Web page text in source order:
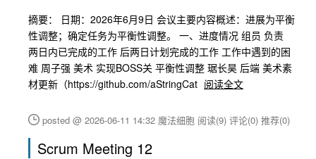
摘要： 日期：2026年6月9日 会议主要内容概述：进展为平衡
性调整；确定任务为平衡性调整。 一、进度情况 组员 负责
两日内已完成的工作 后两日计划完成的工作 工作中遇到的困
难 周子强 美术 实现BOSS关 平衡性调整 琚长昊 后端 美术素
材更新（https://github.com/aStringCat 阅读全文
posted @ 2026-06-11 14:32 魔法细胞 阅读(9) 评论(0) 推荐(0)
Scrum Meeting 12